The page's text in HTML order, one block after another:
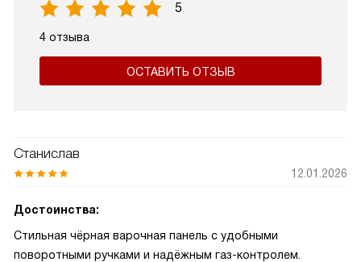
5
4 отзыва
ОСТАВИТЬ ОТЗЫВ
Станислав
12.01.2026
Достоинства:
Стильная чёрная варочная панель с удобными
поворотными ручками и надёжным газ-контролем.